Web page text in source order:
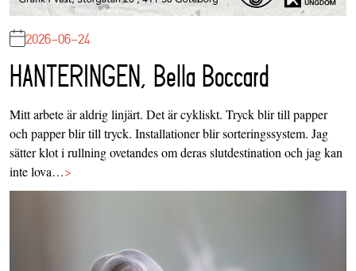
2026-06-24
HANTERINGEN, Bella Boccard
Mitt arbete är aldrig linjärt. Det är cykliskt. Tryck blir till papper
och papper blir till tryck. Installationer blir sorteringssystem. Jag
sätter klot i rullning ovetandes om deras slutdestination och jag kan
inte lova…>